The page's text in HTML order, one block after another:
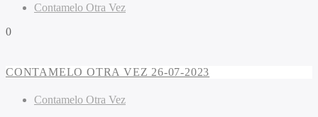
Contamelo Otra Vez
0
CONTAMELO OTRA VEZ 26-07-2023
Contamelo Otra Vez